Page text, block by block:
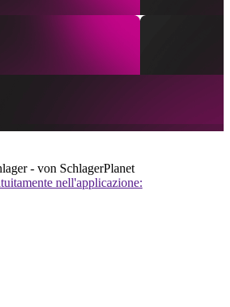
- von SchlagerPlanet
nell'applicazione: